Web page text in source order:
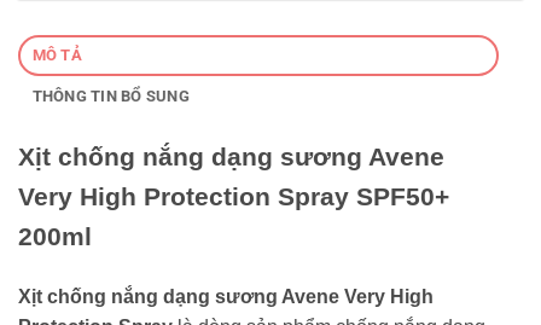
MÔ TẢ
THÔNG TIN BỔ SUNG
Xịt chống nắng dạng sương Avene
Very High Protection Spray SPF50+
200ml
Xịt chống nắng dạng sương Avene Very High